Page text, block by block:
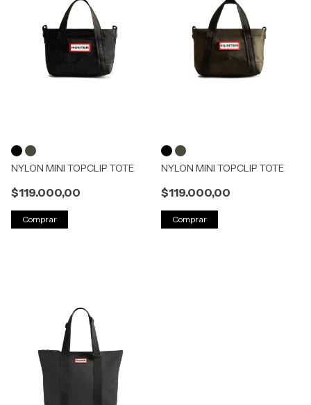
NYLON MINI TOPCLIP TOTE
$119.000,00
Comprar
NYLON MINI TOPCLIP TOTE
$119.000,00
Comprar